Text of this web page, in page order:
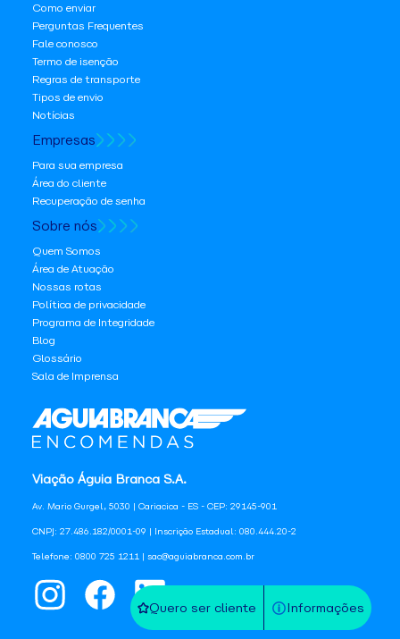
Quero ser cliente Informações
Viação Águia Branca S.A.
Av. Mario Gurgel, 5030 | Cariacica - ES - CEP: 29145-901
CNPJ: 27.486.182/0001-09 | Inscrição Estadual: 080.444.20-2
Telefone: 0800 725 1211 | sac@aguiabranca.com.br
Como enviar
Perguntas Frequentes
Fale conosco
Termo de isenção
Regras de transporte
Tipos de envio
Notícias
Empresas
Para sua empresa
Área do cliente
Recuperação de senha
Sobre nós
Quem Somos
Área de Atuação
Nossas rotas
Política de privacidade
Programa de Integridade
Blog
Glossário
Sala de Imprensa